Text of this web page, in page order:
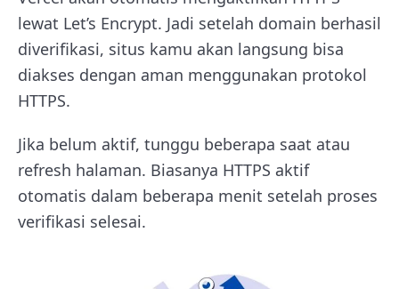
lewat Let’s Encrypt. Jadi setelah domain berhasil
diverifikasi, situs kamu akan langsung bisa
diakses dengan aman menggunakan protokol
HTTPS.
Jika belum aktif, tunggu beberapa saat atau
refresh halaman. Biasanya HTTPS aktif
otomatis dalam beberapa menit setelah proses
verifikasi selesai.